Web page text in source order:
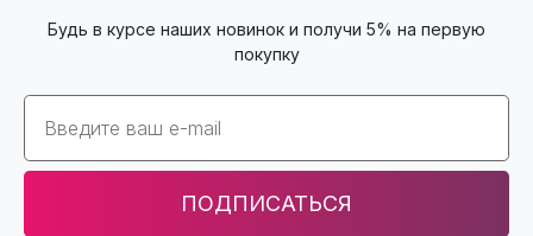
Будь в курсе наших новинок и получи 5% на первую
покупку
Email
ПОДПИСАТЬСЯ